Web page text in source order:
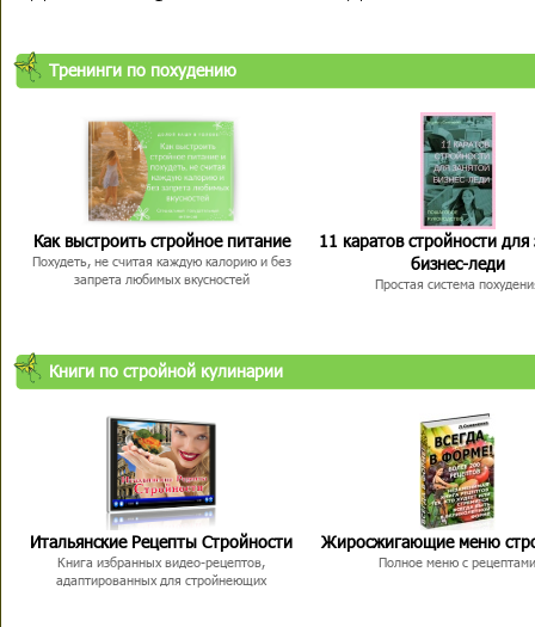
Тренинги по похудению
Как выстроить стройное питание
Похудеть, не считая каждую калорию и без
запрета любимых вкусностей
11 каратов стройности для
бизнес-леди
Простая система
Книги по стройной кулинарии
Итальянские Рецепты Стройности
Книга избранных видео-рецептов,
адаптированных для стройнеющих
Жиросжигающие меню
Полное меню с рецептами